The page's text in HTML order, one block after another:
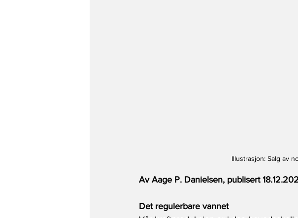
Illustrasjon: Salg av
Av Aage P. Danielsen, publisert
Det regulerbare vannet